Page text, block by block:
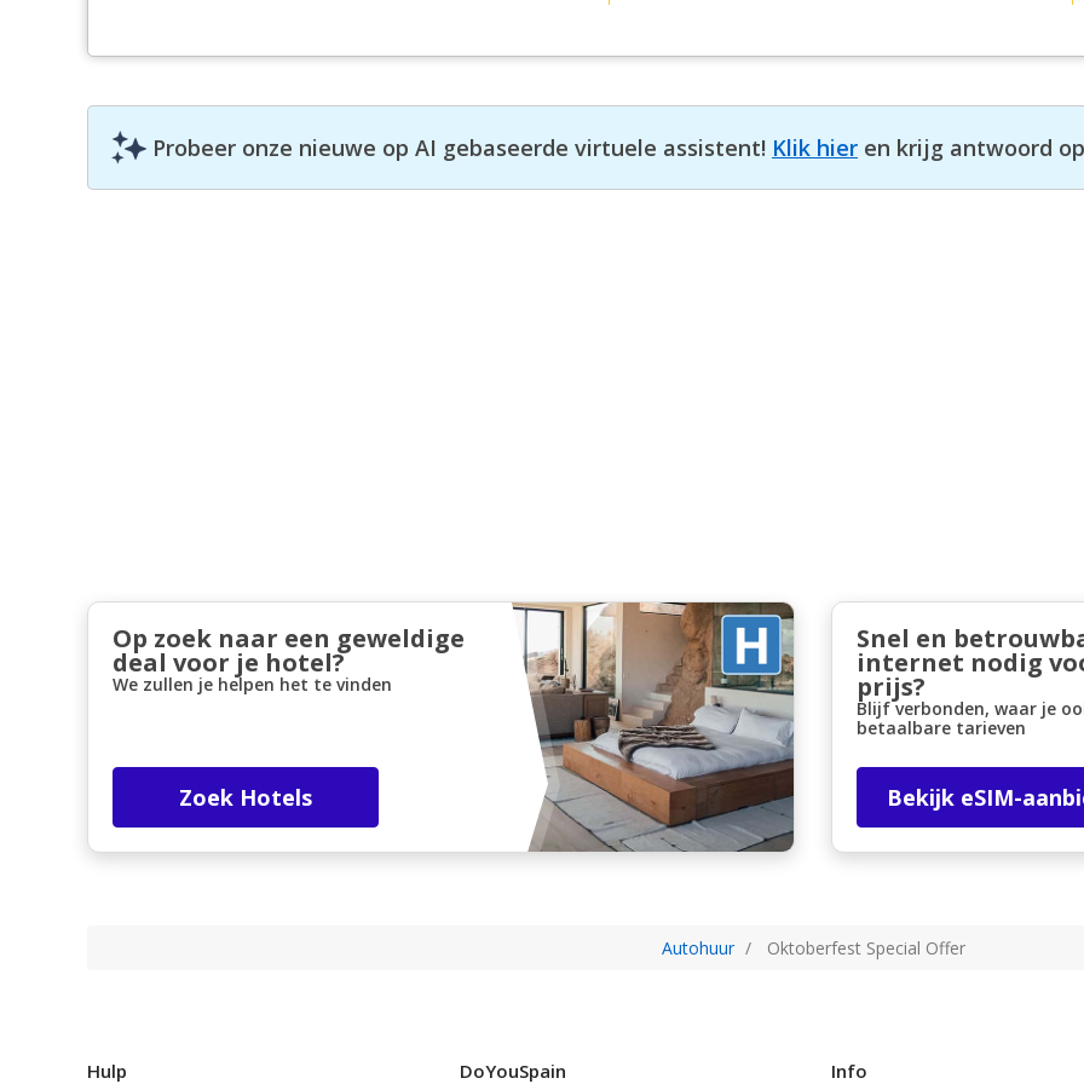
Probeer onze nieuwe op AI gebaseerde virtuele assistent! Klik hier en krijg antwoord
Op zoek naar een geweldige
deal voor je hotel?
We zullen je helpen het te vinden
Zoek Hotels
Snel en
internet nodig
prijs?
Blijf verbonden, waar je
betaalbare tarieven
Bekijk eSIM-
Autohuur Oktoberfest Special Offer
Hulp DoYouSpain Info